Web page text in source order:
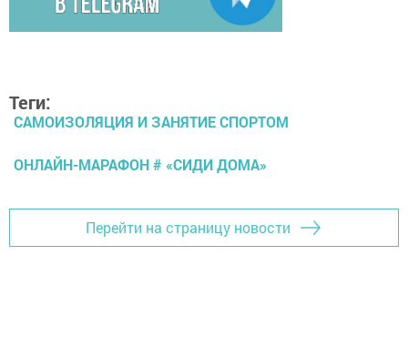
Теги:
САМОИЗОЛЯЦИЯ И ЗАНЯТИЕ СПОРТОМ
ОНЛАЙН-МАРАФОН # «СИДИ ДОМА»
Перейти на страницу новости